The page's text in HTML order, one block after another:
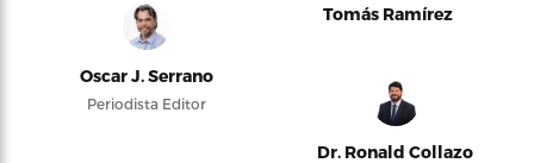
Oscar J. Serrano
Periodista Editor
Tomás Ramírez
Dr. Ronald Collazo